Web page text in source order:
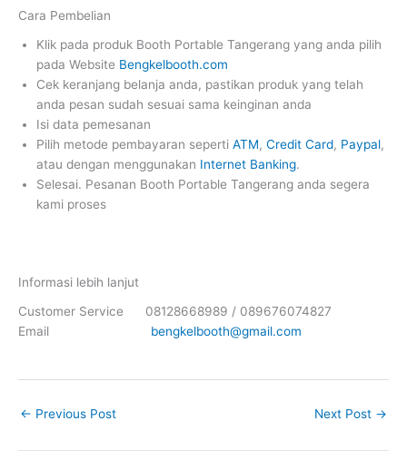
Cara Pembelian
Klik pada produk Booth Portable Tangerang yang anda pilih
pada Website Bengkelbooth.com
Cek keranjang belanja anda, pastikan produk yang telah
anda pesan sudah sesuai sama keinginan anda
Isi data pemesanan
Pilih metode pembayaran seperti ATM, Credit Card, Paypal,
atau dengan menggunakan Internet Banking.
Selesai. Pesanan Booth Portable Tangerang anda segera
kami proses
Informasi lebih lanjut
Customer Service 08128668989 / 089676074827
Email bengkelbooth@gmail.com
← Previous Post Next Post →